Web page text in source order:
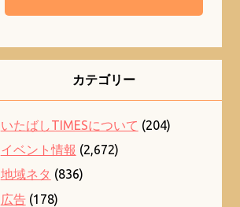
カテゴリー
いたばしTIMESについて (204)
イベント情報 (2,672)
地域ネタ (836)
広告(178)